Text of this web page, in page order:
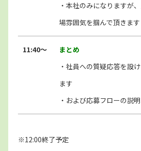
・本社のみになりますが
場雰囲気を掴んで頂きます
11:40〜
まとめ
・社員への質疑応答を設
ます
・および応募フローの説
※12:00終了予定